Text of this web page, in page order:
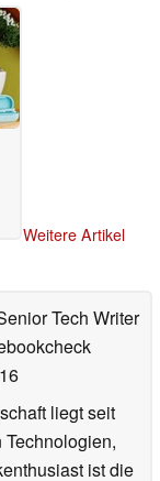
Fans
21.06.2026
Weitere Artikel
Tech Writer